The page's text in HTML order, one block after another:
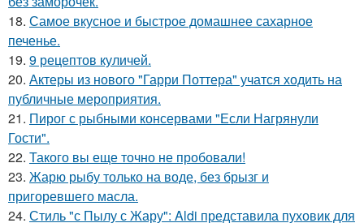
18. Самое вкусное и быстрое домашнее сахарное
печенье.
19. 9 рецептов куличей.
20. Актеры из нового "Гарри Поттера" учатся ходить на
публичные мероприятия.
21. Пирог с рыбными консервами "Если Нагрянули
Гости".
22. Такого вы еще точно не пробовали!
23. Жарю рыбу только на воде, без брызг и
пригоревшего масла.
24. Стиль "с Пылу с Жару": Aldi представила пуховик для